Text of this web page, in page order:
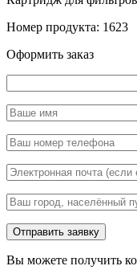
Номер продукта: 1623
Оформить заказ
Вы можете получить